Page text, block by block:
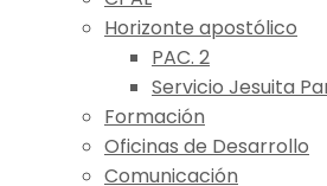
Horizonte apostólico
PAC. 2
Servicio Jesuita
Formación
Oficinas de Desarrollo
Comunicación